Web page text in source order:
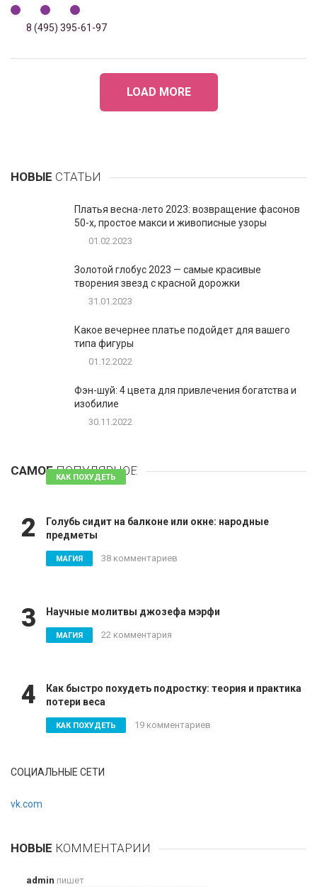
8 (495) 395-61-97
LOAD MORE
НОВЫЕ СТАТЬИ
Платья весна-лето 2023: возвращение фасонов
50-х, простое макси и живописные узоры
01.02.2023
Золотой глобус 2023 — самые красивые
творения звезд с красной дорожки
31.01.2023
Какое вечернее платье подойдет для вашего
типа фигуры
01.12.2022
Фэн-шуй: 4 цвета для привлечения богатства и
изобилие
30.11.2022
САМОЕПОПУЛЯРНОЕ
КАК ПОХУДЕТЬ 81 комментарий
2
Голубь сидит на балконе или окне: народные
предметы
МАГИЯ 38 комментариев
3 Научные молитвы джозефа мэрфи
МАГИЯ 22 комментария
4
Как быстро похудеть подростку: теория и практика
потери веса
КАК ПОХУДЕТЬ 19 комментариев
СОЦИАЛЬНЫЕ СЕТИ
vk.com
НОВЫЕ КОММЕНТАРИИ
admin пишет